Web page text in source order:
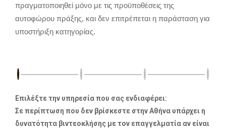
πραγματοποιηθεί μόνο με τις προϋποθέσεις της
αυτοφώρου πράξης, και δεν επιτρέπεται η παράσταση για
υποστήριξη κατηγορίας.
Επιλέξτε την υπηρεσία που σας ενδιαφέρει:
Σε περίπτωση που δεν βρίσκεστε στην Αθήνα υπάρχει η
δυνατότητα βιντεοκλήσης με τον επαγγελματία αν είναι